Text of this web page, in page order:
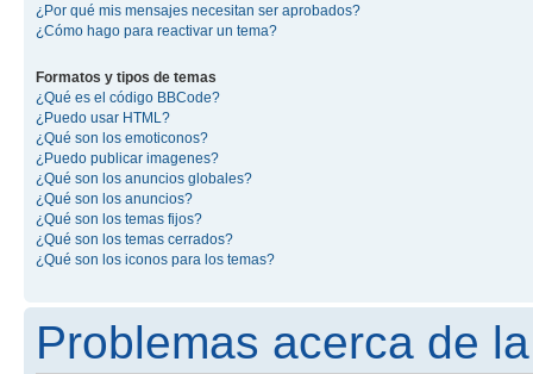
¿Por qué mis mensajes necesitan ser aprobados?
¿Cómo hago para reactivar un tema?
Formatos y tipos de temas
¿Qué es el código BBCode?
¿Puedo usar HTML?
¿Qué son los emoticonos?
¿Puedo publicar imagenes?
¿Qué son los anuncios globales?
¿Qué son los anuncios?
¿Qué son los temas fijos?
¿Qué son los temas cerrados?
¿Qué son los iconos para los temas?
Problemas acerca de